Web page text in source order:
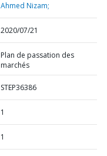
Ahmed Nizam;
2020/07/21
Plan de passation des
marchés
STEP36386
1
1